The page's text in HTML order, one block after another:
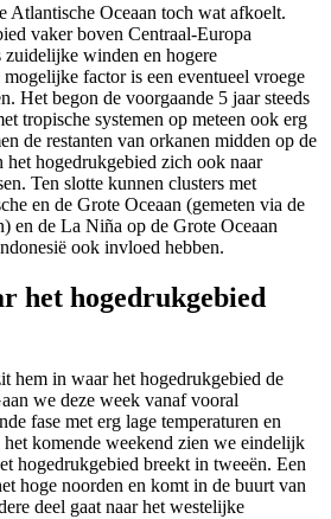
Atlantische Oceaan toch wat afkoelt.
vaker boven Centraal-Europa
zuidelijke winden en hogere
factor is een eventueel vroege
Het begon de voorgaande 5 jaar steeds
tropische systemen op meteen ook erg
de restanten van orkanen midden op de
het hogedrukgebied zich ook naar
Ten slotte kunnen clusters met
en de Grote Oceaan (gemeten via de
en de La Niña op de Grote Oceaan
ook invloed hebben.
het hogedrukgebied
hem in waar het hogedrukgebied de
we deze week vanaf vooral
fase met erg lage temperaturen en
komende weekend zien we eindelijk
hogedrukgebied breekt in tweeën. Een
hoge noorden en komt in de buurt van
deel gaat naar het westelijke